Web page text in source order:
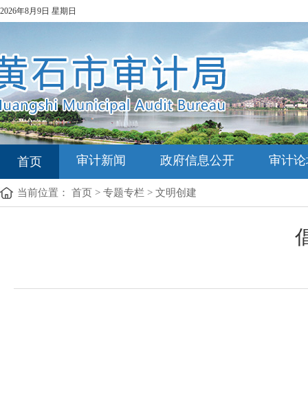
2026年8月9日 星期日
首页 审计新闻 政府信息公开 审计
当前位置： 首页 > 专题专栏 > 文明创建